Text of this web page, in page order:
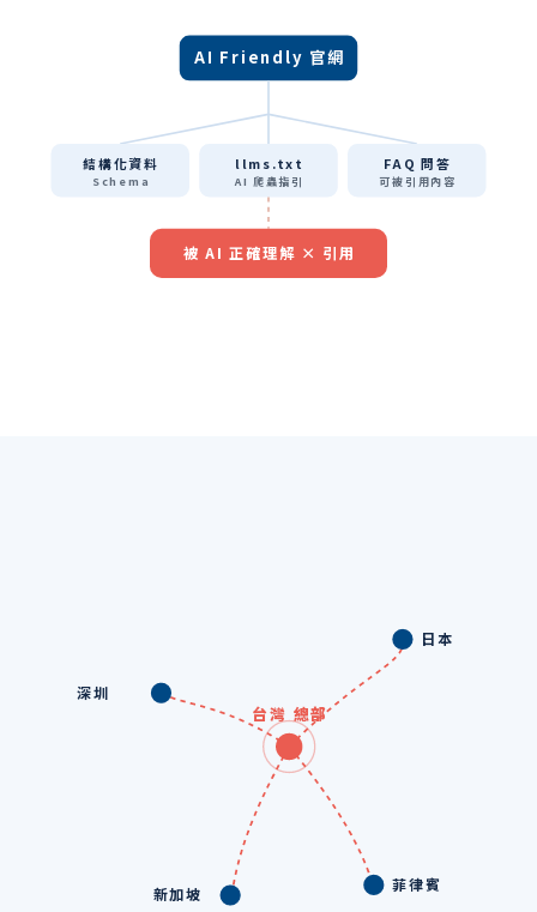
AI Friendly 官網
結構化資料
Schema
llms.txt
AI 爬蟲指引
FAQ 問答
可被引用內容
被 AI 正確理解 × 引用
台灣 總部
日本
深圳
新加坡
菲律賓